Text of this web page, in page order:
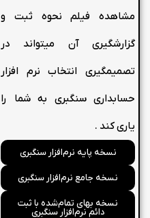
مشاهده فیلم نحوه ثبت و
گزارشگیری آن میتواند در
تصمیمگیری انتخاب نرم افزار
حسابداری سنگبری به شما را
یاری کند .
نسخه پایه نرم‌افزار سنگبری
نسخه جامع نرم‌افزار سنگبری
نسخه بهای تمام‌شده با ثبت
دائم نرم‌افزار سنگبری